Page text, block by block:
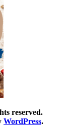
reserved.
WordPress.